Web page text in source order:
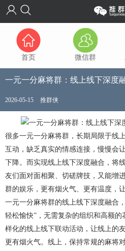
首页 微信群
一元一分麻将群：线上线下深度
2026-05-15 推群侠
很多一元一分麻将群，长期局限于线
互动，缺乏真实的情感连接，慢慢会
下降。而实现线上线下深度融合，将
友们面对面相聚、切磋牌技，又能增
群的娱乐，更有烟火气、更有温度，
一元一分麻将群的线上线下深度融合
轻松愉快”，无需复杂的组织和高额
样化的线上线下联动活动，让线上的
更有烟火气。线上，保持常规的麻将